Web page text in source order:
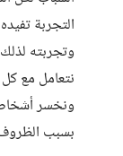
التجربة
وتجربته
نتعامل مع كل
ونخسر
بسبب